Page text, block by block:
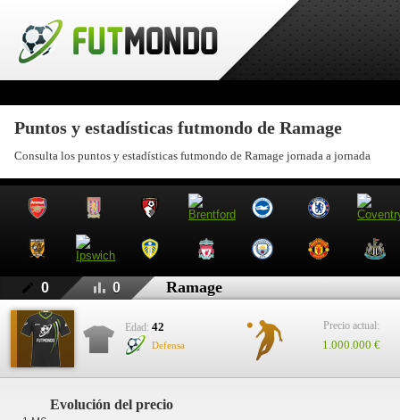
Puntos y estadísticas futmondo de Ramage
Consulta los puntos y estadísticas futmondo de Ramage jornada a jornada
0 0 Ramage
Edad: 42
Defensa
Precio actual:
1.000.000 €
Evolución del precio